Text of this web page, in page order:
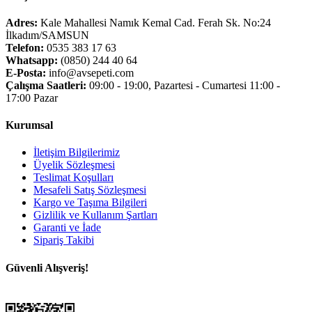
Adres: Kale Mahallesi Namık Kemal Cad. Ferah Sk. No:24
İlkadım/SAMSUN
Telefon: 0535 383 17 63
Whatsapp: (0850) 244 40 64
E-Posta: info@avsepeti.com
Çalışma Saatleri: 09:00 - 19:00, Pazartesi - Cumartesi 11:00 -
17:00 Pazar
Kurumsal
İletişim Bilgilerimiz
Üyelik Sözleşmesi
Teslimat Koşulları
Mesafeli Satış Sözleşmesi
Kargo ve Taşıma Bilgileri
Gizlilik ve Kullanım Şartları
Garanti ve İade
Sipariş Takibi
Güvenli Alışveriş!